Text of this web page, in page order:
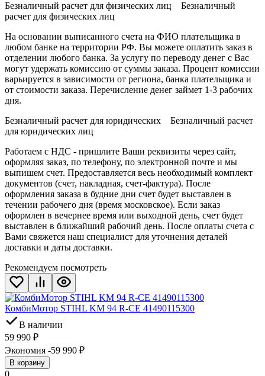
Безналичный расчет для физических лиц Безналичный
расчет для физических лиц
На основании выписанного счета на ФИО плательщика в
любом банке на территории РФ. Вы можете оплатить заказ в
отделении любого банка. За услугу по переводу денег с Вас
могут удержать комиссию от суммы заказа. Процент комиссии
варьируется в зависимости от региона, банка плательщика и
от стоимости заказа. Перечисление денег займет 1-3 рабочих
дня.
Безналичный расчет для юридических Безналичный расчет
для юридических лиц
Работаем с НДС - пришлите Ваши реквизиты через сайт,
оформляя заказ, по телефону, по электронной почте и мы
выпишем счет. Предоставляется весь необходимый комплект
документов (счет, накладная, счет-фактура). После
оформления заказа в будние дни счет будет выставлен в
течении рабочего дня (время московское). Если заказ
оформлен в вечернее время или выходной день, счет будет
выставлен в ближайший рабочий день. После оплаты счета с
Вами свяжется наш специалист для уточнения деталей
доставки и даты доставки.
Рекомендуем посмотреть
КомбиМотор STIHL KM 94 R-CE 41490115300
В наличии
59 990 ₽
Экономия -59 990 ₽
В корзину